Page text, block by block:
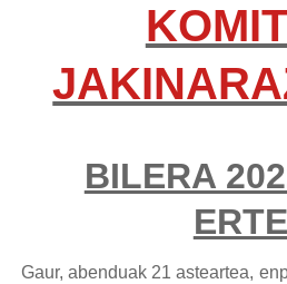
BILERA
Gaur, abenduak 21 asteartea,